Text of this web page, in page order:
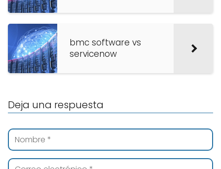
bmc software vs
servicenow
Deja una respuesta